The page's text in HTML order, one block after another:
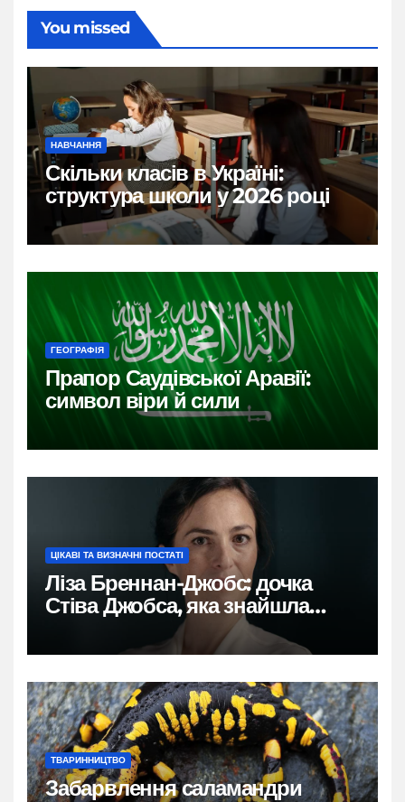
You missed
НАВЧАННЯ
Скільки класів в Україні:
структура школи у 2026 році
ГЕОГРАФІЯ
Прапор Саудівської Аравії:
символ віри й сили
ЦІКАВІ ТА ВИЗНАЧНІ ПОСТАТІ
Ліза Бреннан-Джобс: дочка
Стіва Джобса, яка знайшла
власний голос
ТВАРИННИЦТВО
Забарвлення саламандри